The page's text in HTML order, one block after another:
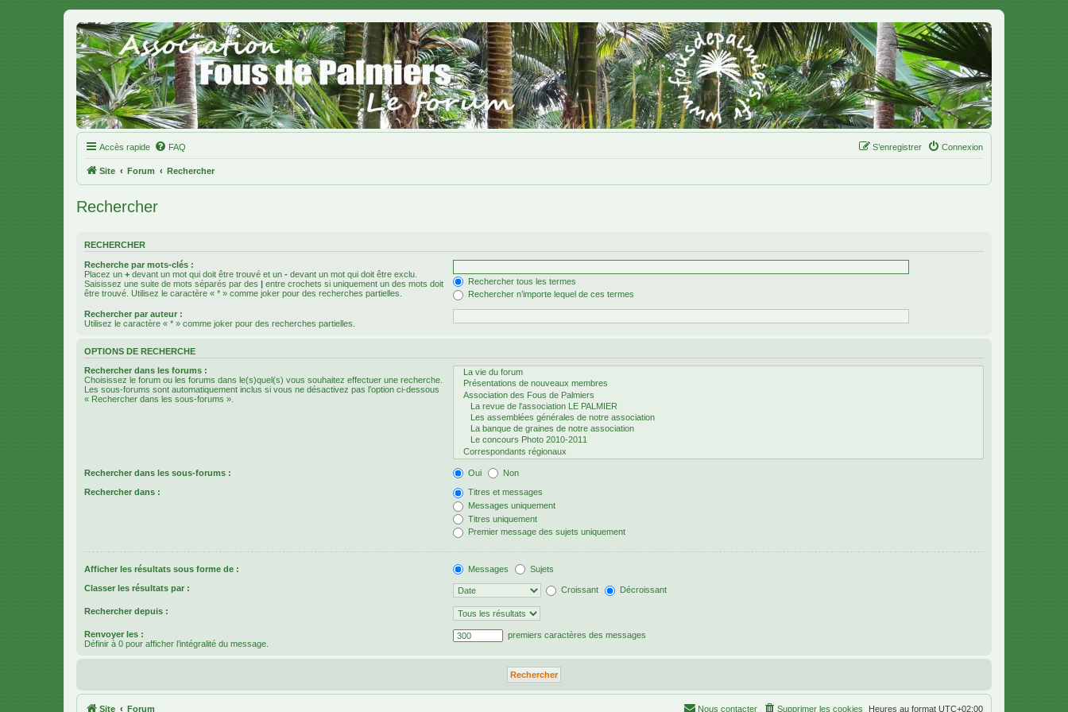
Accès rapide FAQ Connexion
S’enregistrer
Site Forum Rechercher
Rechercher
RECHERCHER
Recherche par mots-clés :
Placez un + devant un mot qui doit être trouvé et un - devant un mot qui doit être exclu.
Saisissez une suite de mots séparés par des | entre crochets si uniquement un des mots doit
être trouvé. Utilisez le caractère « * » comme joker pour des recherches partielles.
Rechercher tous les termes
Rechercher n’importe lequel de ces termes
Rechercher par auteur :
Utilisez le caractère « * » comme joker pour des recherches partielles.
OPTIONS DE RECHERCHE
Rechercher dans les forums :
Choisissez le forum ou les forums dans le(s)quel(s) vous souhaitez effectuer une recherche.
Les sous-forums sont automatiquement inclus si vous ne désactivez pas l’option ci-dessous
« Rechercher dans les sous-forums ».
Rechercher dans les sous-forums : Oui Non
Rechercher dans :
Titres et messages
Messages uniquement
Titres uniquement
Premier message des sujets uniquement
Afficher les résultats sous forme de : Messages Sujets
Classer les résultats par : Croissant Décroissant
Rechercher depuis :
Renvoyer les :
Définir à 0 pour afficher l’intégralité du message.
premiers caractères des messages
Site Forum Heures au format UTC+02:00
Supprimer les cookies
Nous contacter